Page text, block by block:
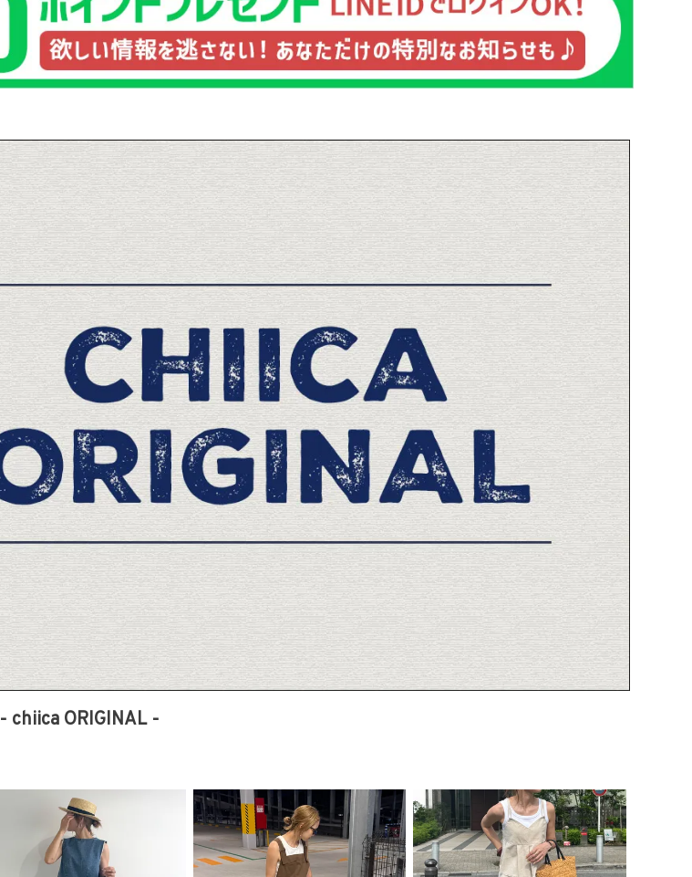
検索
- chiica ORIGINAL -